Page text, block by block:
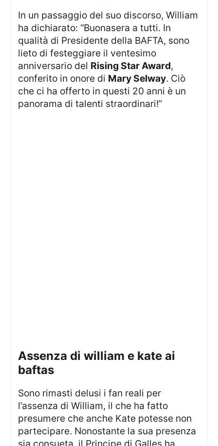
In un passaggio del suo discorso, William
ha dichiarato: “Buonasera a tutti. In
qualità di Presidente della BAFTA, sono
lieto di festeggiare il ventesimo
anniversario del Rising Star Award,
conferito in onore di Mary Selway. Ciò
che ci ha offerto in questi 20 anni è un
panorama di talenti straordinari!”
assenza di william e kate ai
baftas
Sono rimasti delusi i fan reali per
l’assenza di William, il che ha fatto
presumere che anche Kate potesse non
partecipare. Nonostante la sua presenza
sia consueta, il Principe di Galles ha